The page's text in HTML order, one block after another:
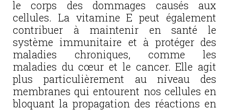
le corps des dommages causés aux
cellules. La vitamine E peut également
contribuer à maintenir en santé le
système immunitaire et à protéger des
maladies chroniques, comme les
maladies du cœur et le cancer. Elle agit
plus particulièrement au niveau des
membranes qui entourent nos cellules en
bloquant la propagation des réactions en